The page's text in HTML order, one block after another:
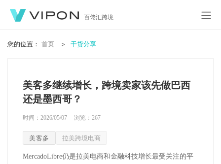
百佬汇跨境
您的位置： 首页 干货分享
美客多继续增长，跨境卖家该先做巴西
还是墨西哥？
时间：2026/05/07 浏览： 267
美客多 拉美跨境电商
MercadoLibre仍是拉美电商和金融科技增长最受关注的平